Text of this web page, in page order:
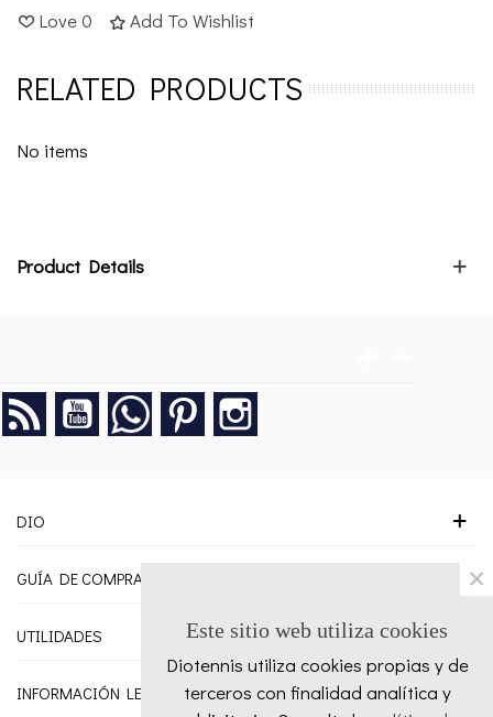
Love0 Add To Wishlist
RELATED PRODUCTS
No items
Product Details
Rss YouTubeGoogle +Pinterest
DIO
GUÍA DE COMPRA
UTILIDADES
INFORMACIÓN LEGAL
Este sitio web utiliza cookies
Diotennis utiliza cookies propias y de
terceros con finalidad analítica y
×